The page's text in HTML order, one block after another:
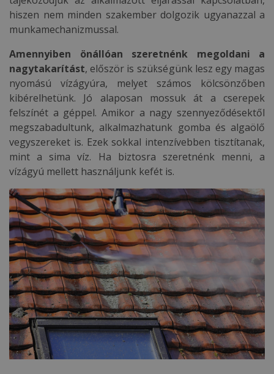
hiszen nem minden szakember dolgozik ugyanazzal a
munkamechanizmussal.
Amennyiben önállóan szeretnénk megoldani a
nagytakarítást, először is szükségünk lesz egy magas
nyomású vízágyúra, melyet számos kölcsönzőben
kibérelhetünk. Jó alaposan mossuk át a cserepek
felszínét a géppel. Amikor a nagy szennyeződésektől
megszabadultunk, alkalmazhatunk gomba és algaölő
vegyszereket is. Ezek sokkal intenzívebben tisztítanak,
mint a sima víz. Ha biztosra szeretnénk menni, a
vízágyú mellett használjunk kefét is.